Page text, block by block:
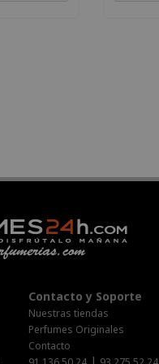
Contacto y Soporte
Nuestras tiendas
Perfumes Originales
Contacto